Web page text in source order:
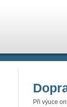
Při výuce